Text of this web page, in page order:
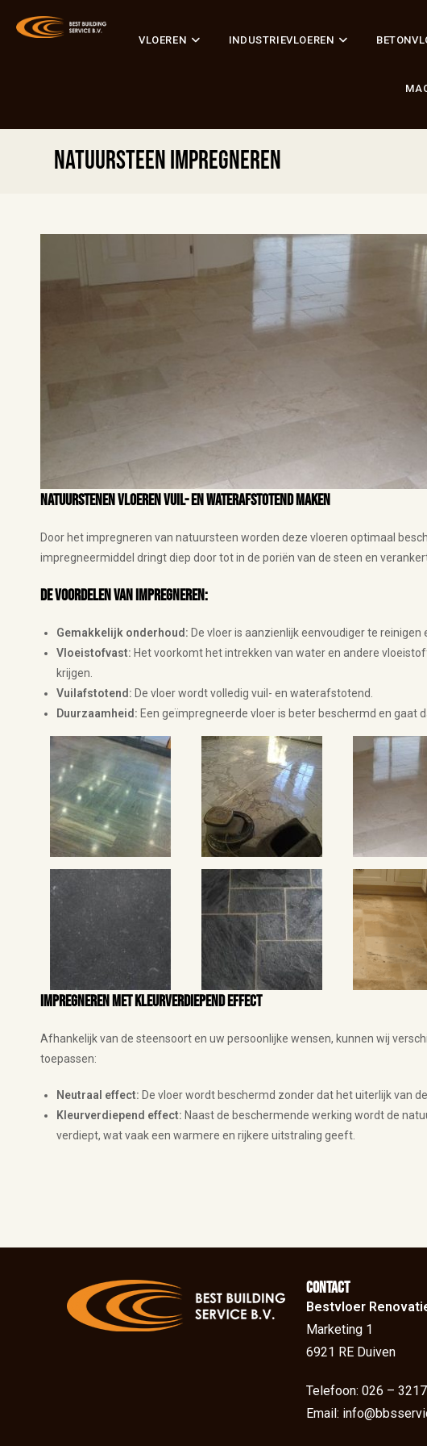
VLOEREN INDUSTRIEVLOEREN
Natuursteen Impregneren
Natuurstenen vloeren vuil- en waterafstotend maken
Door het impregneren van natuursteen worden deze vloeren optimaal
impregneermiddel dringt diep door tot in de poriën van de steen en
De voordelen van impregneren:
Gemakkelijk onderhoud: De vloer is aanzienlijk eenvoudiger te reinigen
Vloeistofvast: Het voorkomt het intrekken van water en andere
krijgen.
Vuilafstotend: De vloer wordt volledig vuil- en waterafstotend.
Duurzaamheid: Een geïmpregneerde vloer is beter beschermd en gaat
Impregneren met kleurverdiepend effect
Afhankelijk van de steensoort en uw persoonlijke wensen, kunnen wij
toepassen:
Neutraal effect: De vloer wordt beschermd zonder dat het uiterlijk van
Kleurverdiepend effect: Naast de beschermende werking wordt de
verdiept, wat vaak een warmere en rijkere uitstraling geeft.
Contact
Bestvloer
Marketing 1
6921 RE Duiven
Telefoon: 026 –
Email: